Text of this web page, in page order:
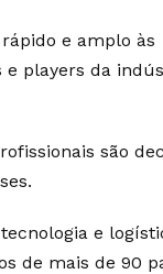
e amplo às
e players da
são
e
de mais de 90